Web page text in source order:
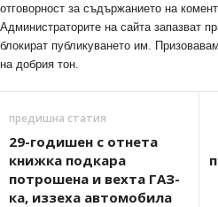
отговорност за съдържанието на
Администраторите на сайта запазват
блокират публикуването им.
на добрия тон.
предишна статия
29-годишен с отнета
книжка подкара
потрошена и вехта ГАЗ-
ка, иззеха автомобила